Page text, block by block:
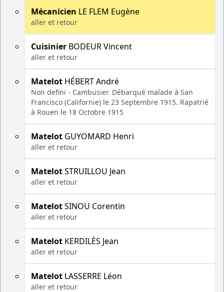
Mécanicien LE FLEM Eugène
aller et retour
Cuisinier BODEUR Vincent
aller et retour
Matelot HÉBERT André
Non defini - Cambusier. Débarqué malade à San
Francisco (Californie) le 23 Septembre 1915. Rapatrié
à Rouen le 18 Octobre 1915
Matelot GUYOMARD Henri
aller et retour
MatelotSTRUILLOU Jean
aller et retour
MatelotSINOU Corentin
aller et retour
Matelot KERDILÈS Jean
aller et retour
Matelot LASSERRE Léon
aller et retour